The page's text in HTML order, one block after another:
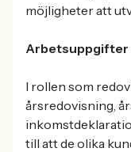
möjligheter att
Arbetsuppgifter
I rollen som
årsredovisning,
till att de olika